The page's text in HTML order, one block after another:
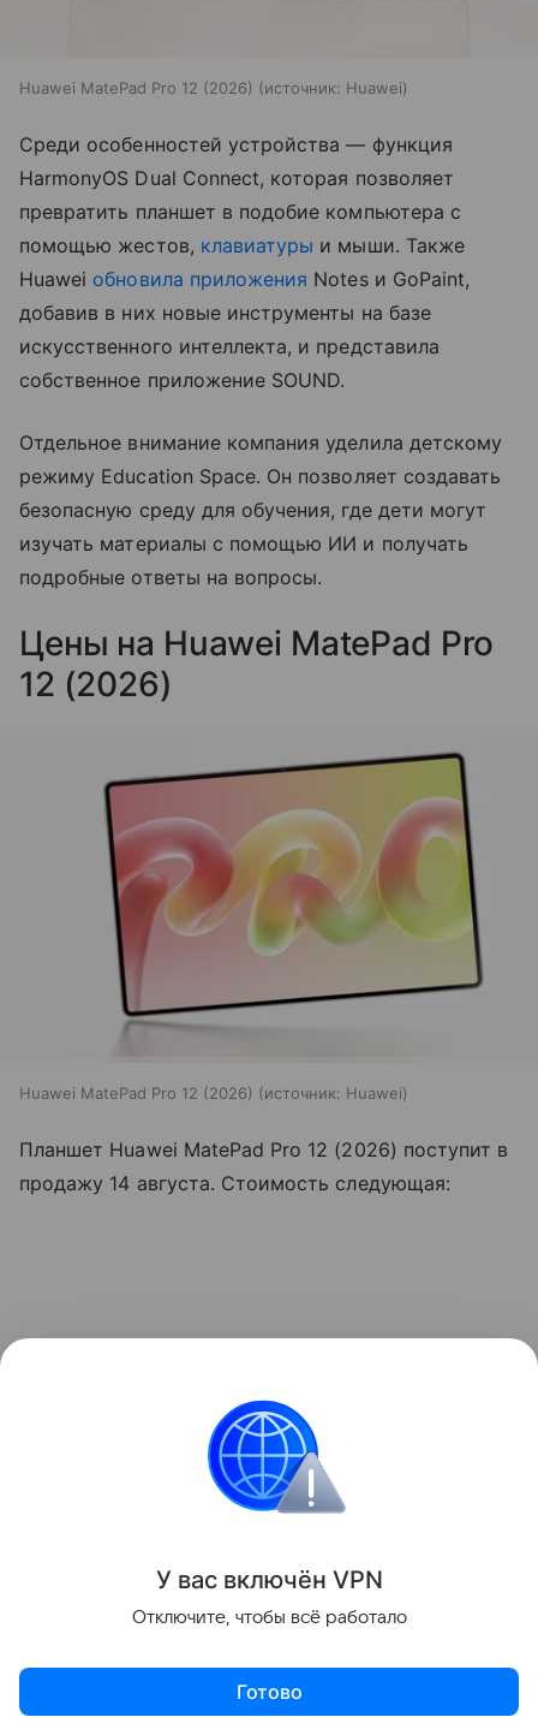
Huawei MatePad Pro 12 (2026) источник: Huawei
Среди особенностей устройства — функция
HarmonyOS Dual Connect, которая позволяет
превратить планшет в подобие компьютера с
помощью жестов, клавиатуры и мыши. Также
Huawei обновила приложения Notes и GoPaint,
добавив в них новые инструменты на базе
искусственного интеллекта, и представила
собственное приложение SOUND.
Отдельное внимание компания уделила детскому
режиму Education Space. Он позволяет создавать
безопасную среду для обучения, где дети могут
изучать материалы с помощью ИИ и получать
подробные ответы на вопросы.
Цены на Huawei MatePad Pro
12 (2026)
Huawei MatePad Pro 12 (2026) источник: Huawei
Планшет Huawei MatePad Pro 12 (2026) поступит в
продажу 14 августа. Стоимость следующая:
Huawei MatePad Pro 12 (2026) Enjoy Edition
У вас включён VPN
Отключите, чтобы всё работало
Готово